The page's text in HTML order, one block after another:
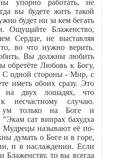
упорно работать, не
вы будете жить такой
будет ни за кем бегать
Ощущайте Блаженство,
Сердце, не выставляя
во что нужно верить.
Вы должны любить
обретёте Любовь к Богу,
С одной стороны - Мир, с
иметь обоих сразу. Это
на двух лошадях, что
несчастному случаю.
ум только на Боге и
сат випрах бахудха
Мудрецы называют её по-
думать о Боге и в горе,
и в наслаждении. Если
Блаженству, то вы всегда